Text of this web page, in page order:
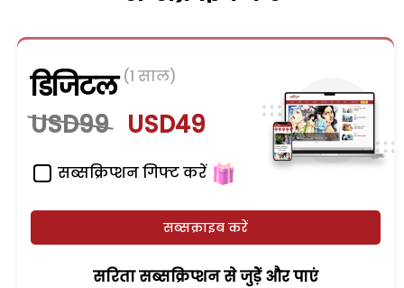
डिजिटल (1 साल)
USD99 USD49
सब्सक्रिप्शन गिफ्ट करें
सब्सक्राइब करें
सरिता सब्सक्रिप्शन से जुड़ेें और पाएं